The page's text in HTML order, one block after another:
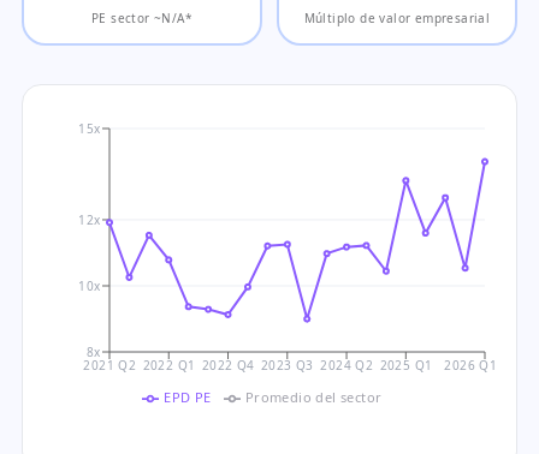
PE sector ~N/A* Múltiplo de valor empresarial
2021 Q2 2022 Q1 2022 Q4 2023 Q3 2024 Q2 2025 Q1 2026 Q1
8x
10x
12x
15x
EPD PE Promedio del sector